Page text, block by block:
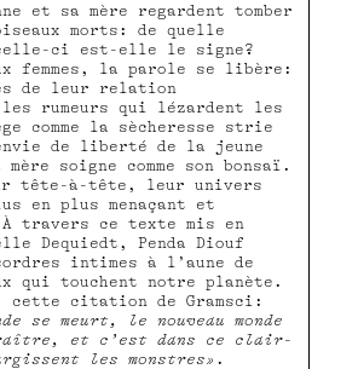
et sa mère regardent tomber
morts: de quelle
ci est-elle le signe?
femmes, la parole se libère:
de leur relation
rumeurs qui lézardent les
comme la sècheresse strie
de liberté de la jeune
soigne comme son bonsaï.
tête-à-tête, leur univers
en plus menaçant et
travers ce texte mis en
Dequiedt, Penda Diouf
intimes à l’aune de
qui touchent notre planète.
cette citation de Gramsci:
se meurt, le nouveau monde
et c’est dans ce clair-
les monstres» .